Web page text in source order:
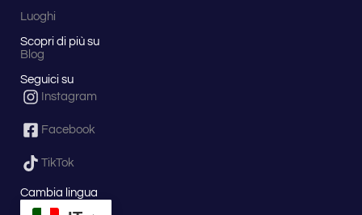
Luoghi
Scopri di più su
Blog
Seguici su
Instagram
Facebook
TikTok
Cambia lingua